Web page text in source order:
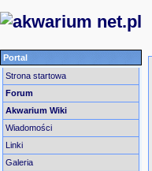
Portal
Strona startowa
Forum
Akwarium Wiki
Wiadomości
Linki
Galeria